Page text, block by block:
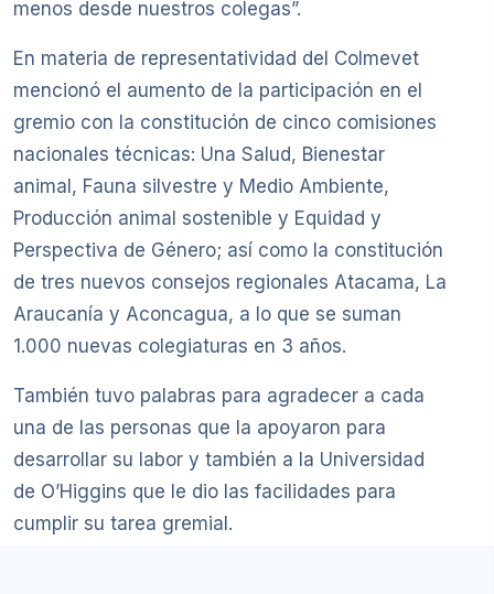
menos desde nuestros colegas”.
En materia de representatividad del Colmevet
mencionó el aumento de la participación en el
gremio con la constitución de cinco comisiones
nacionales técnicas: Una Salud, Bienestar
animal, Fauna silvestre y Medio Ambiente,
Producción animal sostenible y Equidad y
Perspectiva de Género; así como la constitución
de tres nuevos consejos regionales Atacama, La
Araucanía y Aconcagua, a lo que se suman
1.000 nuevas colegiaturas en 3 años.
También tuvo palabras para agradecer a cada
una de las personas que la apoyaron para
desarrollar su labor y también a la Universidad
de O’Higgins que le dio las facilidades para
cumplir su tarea gremial.